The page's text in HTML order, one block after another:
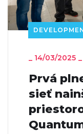
_ 14/03/2025 _
Prvá
sieť